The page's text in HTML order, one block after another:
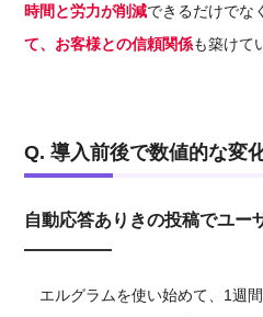
時間と労力が削減できるだけでな
て、 お客様との信頼関係も築けて
Q. 導入前後で数値的な変
自動応答ありきの投稿でユー
エルグラムを使い始めて、1週